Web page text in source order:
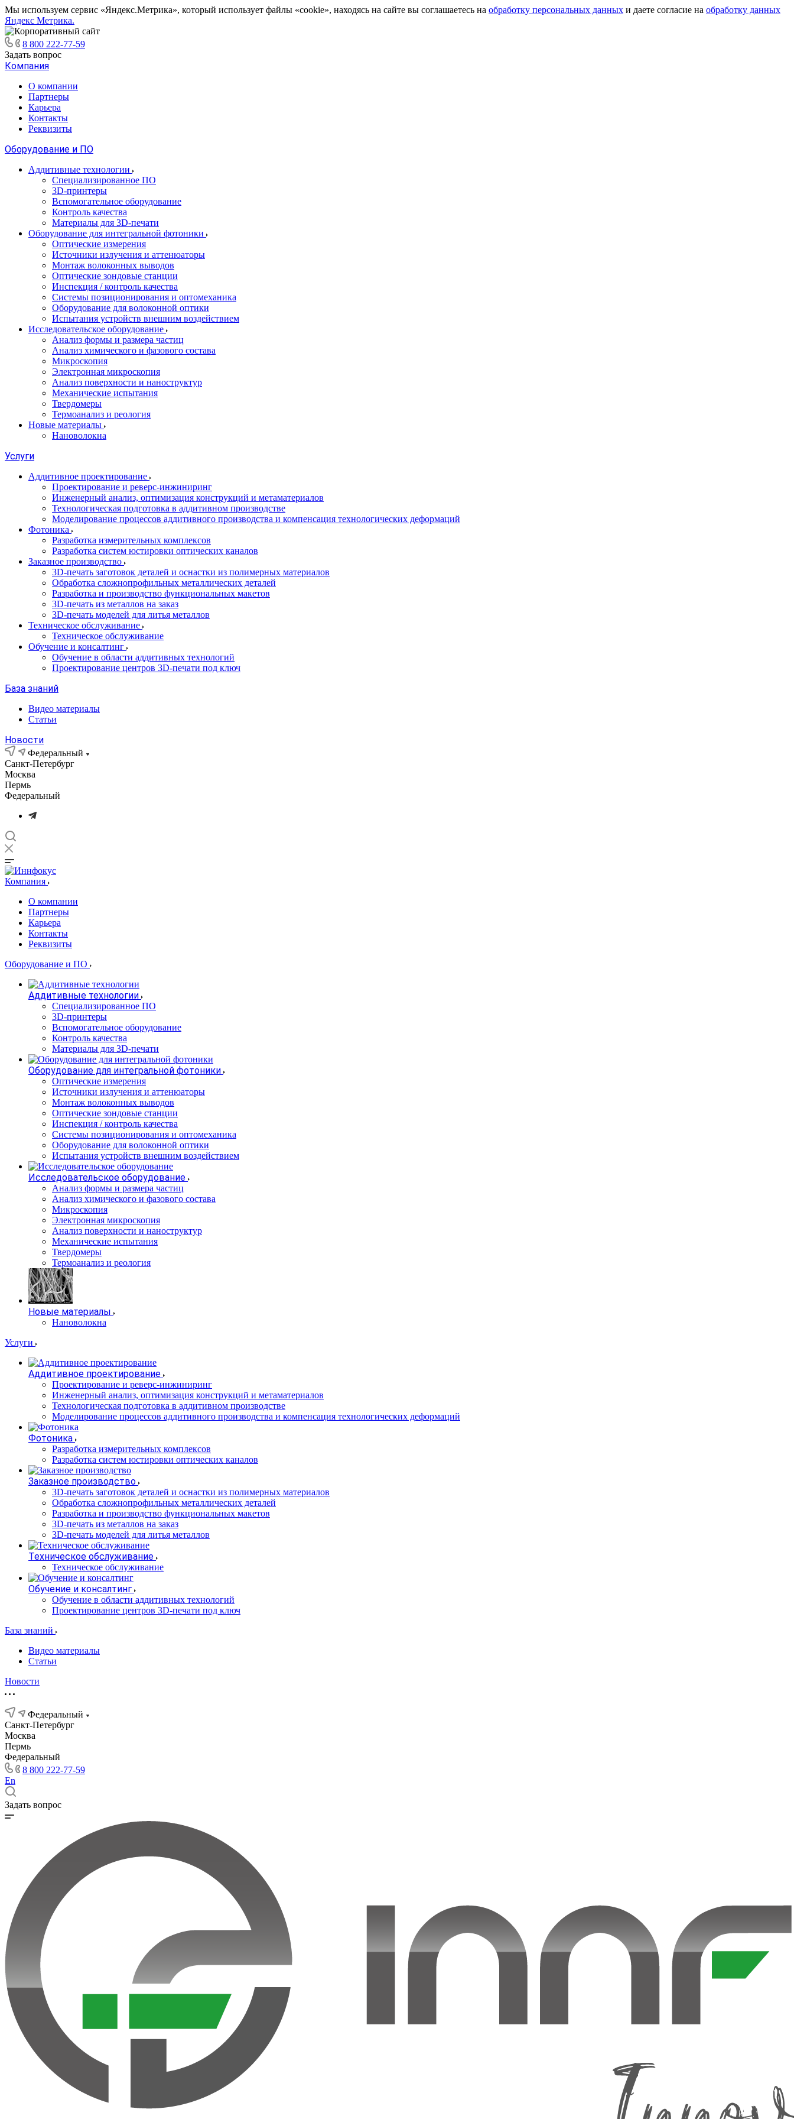
Мы используем сервис «Яндекс.Метрика», который использует файлы «cookie», находясь на сайте вы соглашаетесь на обработку персональных данных и даете согласие на обработку данных
Яндекс Метрика.
8 800 222-77-59
Задать вопрос
Компания
О компании
Партнеры
Карьера
Контакты
Реквизиты
Оборудование и ПО
Аддитивные технологии
Специализированное ПО
3D-принтеры
Вспомогательное оборудование
Контроль качества
Материалы для 3D-печати
Оборудование для интегральной фотоники
Оптические измерения
Источники излучения и аттенюаторы
Монтаж волоконных выводов
Оптические зондовые станции
Инспекция / контроль качества
Системы позиционирования и оптомеханика
Оборудование для волоконной оптики
Испытания устройств внешним воздействием
Исследовательское оборудование
Анализ формы и размера частиц
Анализ химического и фазового состава
Микроскопия
Электронная микроскопия
Анализ поверхности и наноструктур
Механические испытания
Твердомеры
Термоанализ и реология
Новые материалы
Нановолокна
Услуги
Аддитивное проектирование
Проектирование и реверс-инжиниринг
Инженерный анализ, оптимизация конструкций и метаматериалов
Технологическая подготовка в аддитивном производстве
Моделирование процессов аддитивного производства и компенсация технологических деформаций
Фотоника
Разработка измерительных комплексов
Разработка систем юстировки оптических каналов
Заказное производство
3D-печать заготовок деталей и оснастки из полимерных материалов
Обработка сложнопрофильных металлических деталей
Разработка и производство функциональных макетов
3D-печать из металлов на заказ
3D-печать моделей для литья металлов
Техническое обслуживание
Техническое обслуживание
Обучение и консалтинг
Обучение в области аддитивных технологий
Проектирование центров 3D-печати под ключ
База знаний
Видео материалы
Статьи
Новости
Федеральный
Санкт-Петербург
Москва
Пермь
Федеральный
Компания
О компании
Партнеры
Карьера
Контакты
Реквизиты
Оборудование и ПО
Аддитивные технологии
Специализированное ПО
3D-принтеры
Вспомогательное оборудование
Контроль качества
Материалы для 3D-печати
Оборудование для интегральной фотоники
Оптические измерения
Источники излучения и аттенюаторы
Монтаж волоконных выводов
Оптические зондовые станции
Инспекция / контроль качества
Системы позиционирования и оптомеханика
Оборудование для волоконной оптики
Испытания устройств внешним воздействием
Исследовательское оборудование
Анализ формы и размера частиц
Анализ химического и фазового состава
Микроскопия
Электронная микроскопия
Анализ поверхности и наноструктур
Механические испытания
Твердомеры
Термоанализ и реология
Новые материалы
Нановолокна
Услуги
Аддитивное проектирование
Проектирование и реверс-инжиниринг
Инженерный анализ, оптимизация конструкций и метаматериалов
Технологическая подготовка в аддитивном производстве
Моделирование процессов аддитивного производства и компенсация технологических деформаций
Фотоника
Разработка измерительных комплексов
Разработка систем юстировки оптических каналов
Заказное производство
3D-печать заготовок деталей и оснастки из полимерных материалов
Обработка сложнопрофильных металлических деталей
Разработка и производство функциональных макетов
3D-печать из металлов на заказ
3D-печать моделей для литья металлов
Техническое обслуживание
Техническое обслуживание
Обучение и консалтинг
Обучение в области аддитивных технологий
Проектирование центров 3D-печати под ключ
База знаний
Видео материалы
Статьи
Новости
Федеральный
Санкт-Петербург
Москва
Пермь
Федеральный
8 800 222-77-59
En
Задать вопрос